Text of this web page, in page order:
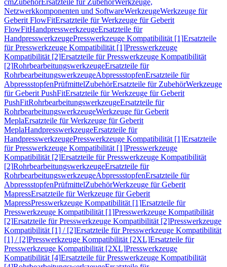
cmZubehörErsatzteile für ZubehörWerkzeuge,
Netzwerkkomponenten und SoftwareWerkzeugeWerkzeuge für
Geberit FlowFitErsatzteile für Werkzeuge für Geberit
FlowFitHandpresswerkzeugeErsatzteile für
HandpresswerkzeugePresswerkzeuge Kompatibilität [1]Ersatzteile
für Presswerkzeuge Kompatibilität [1]Presswerkzeuge
Kompatibilität [2]Ersatzteile für Presswerkzeuge Kompatibilität
[2]RohrbearbeitungswerkzeugeErsatzteile für
RohrbearbeitungswerkzeugeAbpressstopfenErsatzteile für
AbpressstopfenPrüfmittelZubehörErsatzteile für ZubehörWerkzeuge
für Geberit PushFitErsatzteile für Werkzeuge für Geberit
PushFitRohrbearbeitungswerkzeugeErsatzteile für
RohrbearbeitungswerkzeugeWerkzeuge für Geberit
MeplaErsatzteile für Werkzeuge für Geberit
MeplaHandpresswerkzeugeErsatzteile für
HandpresswerkzeugePresswerkzeuge Kompatibilität [1]Ersatzteile
für Presswerkzeuge Kompatibilität [1]Presswerkzeuge
Kompatibilität [2]Ersatzteile für Presswerkzeuge Kompatibilität
[2]RohrbearbeitungswerkzeugeErsatzteile für
RohrbearbeitungswerkzeugeAbpressstopfenErsatzteile für
AbpressstopfenPrüfmittelZubehörWerkzeuge für Geberit
MapressErsatzteile für Werkzeuge für Geberit
MapressPresswerkzeuge Kompatibilität [1]Ersatzteile für
Presswerkzeuge Kompatibilität [1]Presswerkzeuge Kompatibilität
[2]Ersatzteile für Presswerkzeuge Kompatibilität [2]Presswerkzeuge
Kompatibilität [1] / [2]Ersatzteile für Presswerkzeuge Kompatibilität
[1] / [2]Presswerkzeuge Kompatibilität [2XL]Ersatzteile für
Presswerkzeuge Kompatibilität [2XL]Presswerkzeuge
Kompatibilität [4]Ersatzteile für Presswerkzeuge Kompatibilität